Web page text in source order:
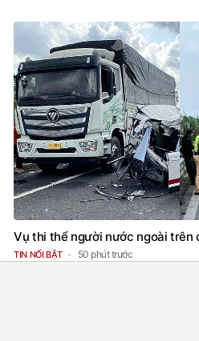
Vụ thi thể người nước ngoài trên
TIN NỔI BẬT 50 phút trước